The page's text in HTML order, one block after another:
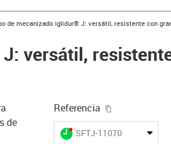
icon-arrow-right
de mecanizado iglidur® J: versátil, resistente con
versátil,
de
Referencia
igus-icon-lieferzeit-dot
SFTJ-11070